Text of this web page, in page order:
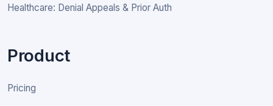
Healthcare: Denial Appeals & Prior Auth
Product
Pricing